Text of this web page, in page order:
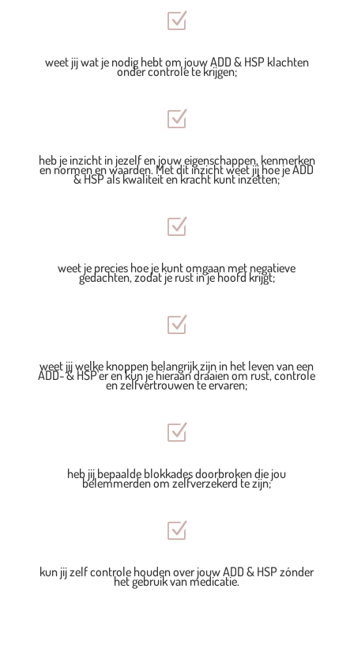
Z
weet jij wat je nodig hebt om jouw ADD & HSP klachten
onder controle te krijgen;
Z
heb je inzicht in jezelf en jouw eigenschappen, kenmerken
en normen en waarden. Met dit inzicht weet jij hoe je ADD
& HSP als kwaliteit en kracht kunt inzetten;
Z
weet je precies hoe je kunt omgaan met negatieve
gedachten, zodat je rust in je hoofd krijgt;
Z
weet jij welke knoppen belangrijk zijn in het leven van een
ADD- & HSP'er en kun je hieraan draaien om rust, controle
en zelfvertrouwen te ervaren;
Z
heb jij bepaalde blokkades doorbroken die jou
belemmerden om zelfverzekerd te zijn;
Z
kun jij zelf controle houden over jouw ADD & HSP zónder
het gebruik van medicatie.